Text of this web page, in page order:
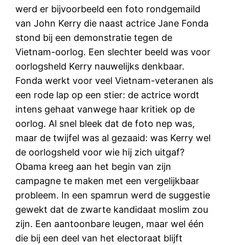
werd er bijvoorbeeld een foto rondgemaild
van John Kerry die naast actrice Jane Fonda
stond bij een demonstratie tegen de
Vietnam-oorlog. Een slechter beeld was voor
oorlogsheld Kerry nauwelijks denkbaar.
Fonda werkt voor veel Vietnam-veteranen als
een rode lap op een stier: de actrice wordt
intens gehaat vanwege haar kritiek op de
oorlog. Al snel bleek dat de foto nep was,
maar de twijfel was al gezaaid: was Kerry wel
de oorlogsheld voor wie hij zich uitgaf?
Obama kreeg aan het begin van zijn
campagne te maken met een vergelijkbaar
probleem. In een spamrun werd de suggestie
gewekt dat de zwarte kandidaat moslim zou
zijn. Een aantoonbare leugen, maar wel één
die bij een deel van het electoraat blijft